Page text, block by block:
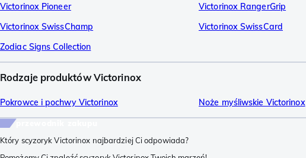
Victorinox Pioneer
Victorinox RangerGrip
Victorinox SwissChamp
Victorinox SwissCard
Zodiac Signs Collection
Rodzaje produktów Victorinox
Pokrowce i pochwy Victorinox Noże myśliwskie Victorinox
Który scyzoryk Victorinox najbardziej Ci odpowiada?